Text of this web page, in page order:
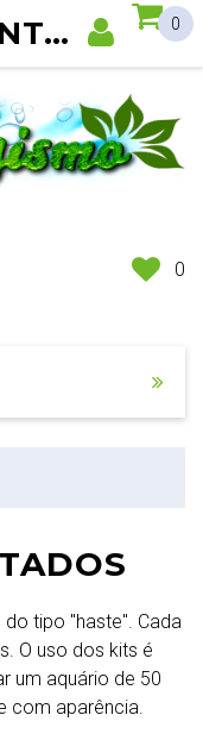
0
0
tipo "haste". Cada
O uso dos kits é
um aquário de 50
com aparência.
AQUÁRIOS PLANTADOS